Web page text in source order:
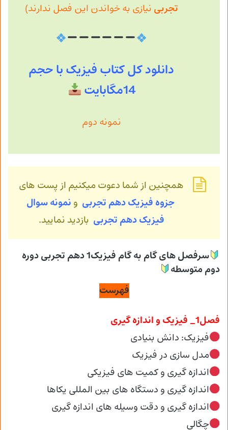
تجربی نیازی به خواندن این فصل ندارند)
دانلود کل کتاب فیزیک با حجم
14مگابایت
نمونه دوم
همچنین از شما دعوت میکنیم از پست های
جزوه فیزیک دهم تجربی و نمونه سوال
فیزیکدهم تجربی بازدید نمایید.
سرفصل های گام به گام فیزیک1 دهم تجربی دوره
دوم متوسطه
فهرست
فصل1_ فیزیک و اندازه گیری
فیزیک: دانش بنیادی
مدل سازی در فیزیک
اندازه گیری و کمیت های فیزیکی
اندازه گیری و دستگاه های بین المللی یکاها
اندازه گیری و دقت وسیله های اندازه گیری
چگالی